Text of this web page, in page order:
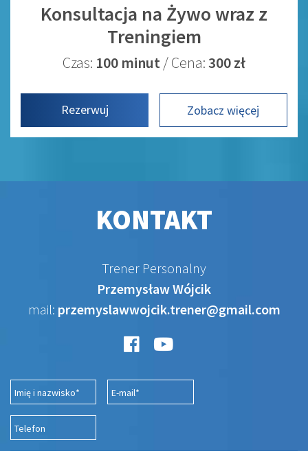
Konsultacja na Żywo wraz z
Treningiem
Czas: 100 minut / Cena: 300 zł
Rezerwuj Zobacz więcej
KONTAKT
Trener Personalny
Przemysław Wójcik
mail: przemyslawwojcik.trener@gmail.com